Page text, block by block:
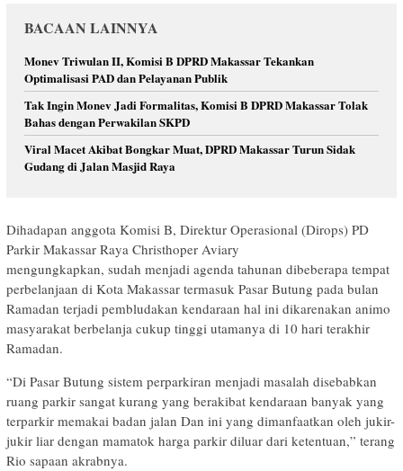
BACAAN LAINNYA
Monev Triwulan II, Komisi B DPRD Makassar Tekankan
Optimalisasi PAD dan Pelayanan Publik
Tak Ingin Monev Jadi Formalitas, Komisi B DPRD Makassar Tolak
Bahas dengan Perwakilan SKPD
Viral Macet Akibat Bongkar Muat, DPRD Makassar Turun Sidak
Gudang di Jalan Masjid Raya
Dihadapan anggota Komisi B, Direktur Operasional (Dirops) PD
Parkir Makassar Raya Christhoper Aviary
mengungkapkan, sudah menjadi agenda tahunan dibeberapa tempat
perbelanjaan di Kota Makassar termasuk Pasar Butung pada bulan
Ramadan terjadi pembludakan kendaraan hal ini dikarenakan animo
masyarakat berbelanja cukup tinggi utamanya di 10 hari terakhir
Ramadan.
“Di Pasar Butung sistem perparkiran menjadi masalah disebabkan
ruang parkir sangat kurang yang berakibat kendaraan banyak yang
terparkir memakai badan jalan Dan ini yang dimanfaatkan oleh jukir-
jukir liar dengan mamatok harga parkir diluar dari ketentuan,” terang
Rio sapaan akrabnya.